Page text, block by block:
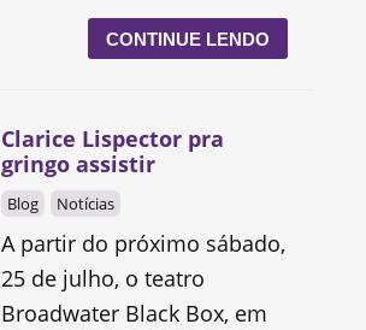
CONTINUE LENDO
Clarice Lispector pra
gringo assistir
Blog Notícias
A partir do próximo sábado,
25 de julho, o teatro
Broadwater Black Box, em